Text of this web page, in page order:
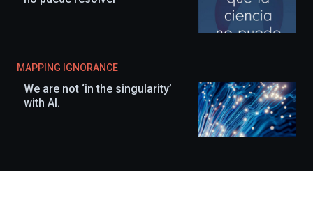
MAPPING IGNORANCE
We are not ‘in the singularity’
with AI.